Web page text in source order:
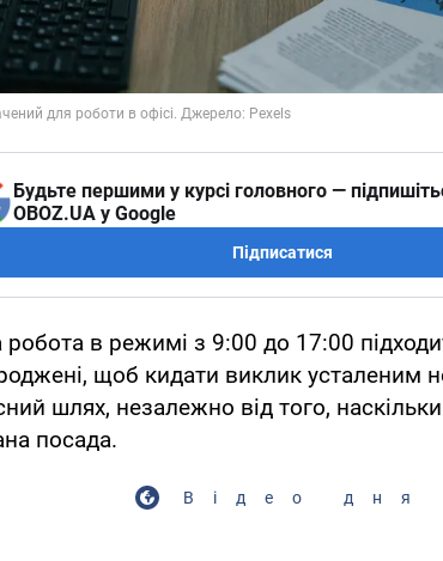
Будьте першими у курсі головного —
OBOZ.UA у Google
Підписатися
робота в режимі з 9:00 до 17:00
щоб кидати виклик усталеним
шлях, незалежно від того,
посада.
Відео дня